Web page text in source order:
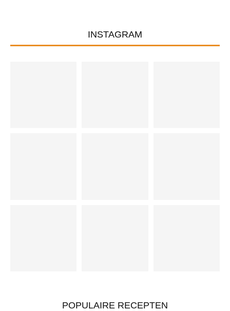
INSTAGRAM
POPULAIRE RECEPTEN